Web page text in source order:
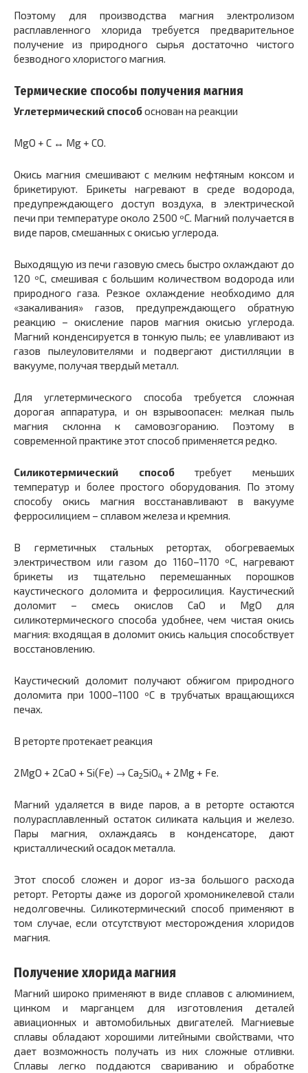
Поэтому для производства магния электролизом
расплавленного хлорида требуется предварительное
получение из природного сырья достаточно чистого
безводного хлористого магния.
Термические способы получения магния
Углетермический способоснован на реакции
MgO + C ↔ Mg + CO.
Окись магния смешивают с мелким нефтяным коксом и
брикетируют. Брикеты нагревают в среде водорода,
предупреждающего доступ воздуха, в электрической
печи при температуре около 2500 ºС. Магний получается в
виде паров, смешанных с окисью углерода.
Выходящую из печи газовую смесь быстро охлаждают до
120 ºС, смешивая с большим количеством водорода или
природного газа. Резкое охлаждение необходимо для
«закаливания» газов, предупреждающего обратную
реакцию – окисление паров магния окисью углерода.
Магний конденсируется в тонкую пыль; ее улавливают из
газов пылеуловителями и подвергают дистилляции в
вакууме, получая твердый металл.
Для углетермического способа требуется сложная
дорогая аппаратура, и он взрывоопасен: мелкая пыль
магния склонна к самовозгоранию. Поэтому в
современной практике этот способ применяется редко.
Силикотермический способтребует меньших
температур и более простого оборудования. По этому
способу окись магния восстанавливают в вакууме
ферросилицием – сплавом железа и кремния.
В герметичных стальных ретортах, обогреваемых
электричеством или газом до 1160–1170 ºС, нагревают
брикеты из тщательно перемешанных порошков
каустического доломита и ферросилиция. Каустический
доломит – смесь окислов CaO и MgO для
силикотермического способа удобнее, чем чистая окись
магния: входящая в доломит окись кальция способствует
восстановлению.
Каустический доломит получают обжигом природного
доломита при 1000–1100 ºС в трубчатых вращающихся
печах.
В реторте протекает реакция
2MgO + 2CaO + Si(Fe) → Ca2SiO4 + 2Mg + Fe.
Магний удаляется в виде паров, а в реторте остаются
полурасплавленный остаток силиката кальция и железо.
Пары магния, охлаждаясь в конденсаторе, дают
кристаллический осадок металла.
Этот способ сложен и дорог из-за большого расхода
реторт. Реторты даже из дорогой хромоникелевой стали
недолговечны. Силикотермический способ применяют в
том случае, если отсутствуют месторождения хлоридов
магния.
Получение хлорида магния
Магний широко применяют в виде сплавов с алюминием,
цин­ком и марганцем для изготовления деталей
авиационных и автомобильных двигателей. Магниевые
сплавы обладают хоро­шими литейными свойствами, что
дает возможность получать из них сложные отливки.
Сплавы легко поддаются свариванию и обработке